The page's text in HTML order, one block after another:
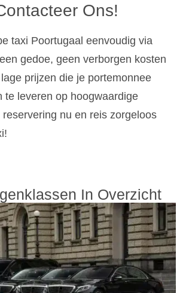
Ons!
taxi Poortugaal eenvoudig via
gedoe, geen verborgen kosten
prijzen die je portemonnee
te leveren op hoogwaardige
nu en reis zorgeloos
In Overzicht